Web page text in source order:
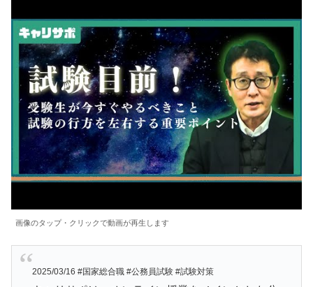
画像のタップ・クリックで動画が再生します
2025/03/16 #国家総合職 #公務員試験 #試験対策